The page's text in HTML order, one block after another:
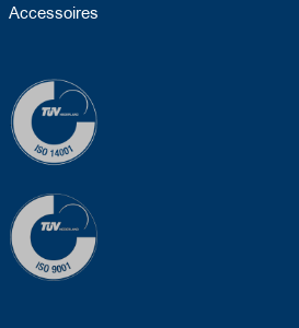
Accessoires